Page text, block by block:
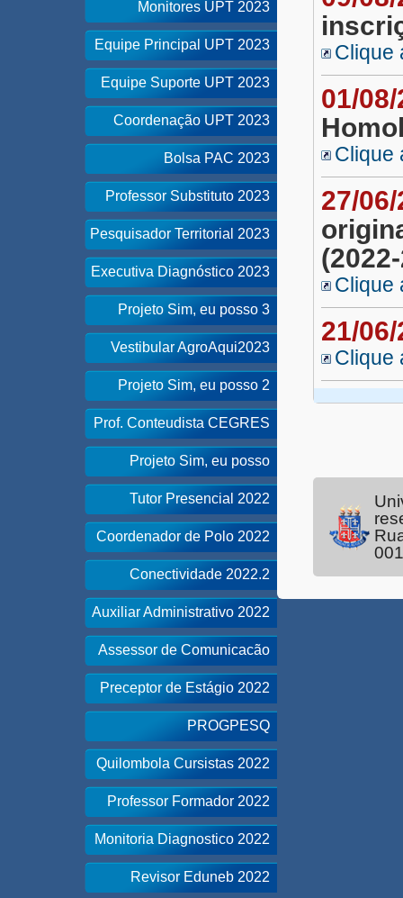
Monitores UPT 2023
Equipe Principal UPT 2023
Equipe Suporte UPT 2023
Coordenação UPT 2023
Bolsa PAC 2023
Professor Substituto 2023
Pesquisador Territorial 2023
Executiva Diagnóstico 2023
Projeto Sim, eu posso 3
Vestibular AgroAqui2023
Projeto Sim, eu posso 2
Prof. Conteudista CEGRES
Projeto Sim, eu posso
Tutor Presencial 2022
Coordenador de Polo 2022
Conectividade 2022.2
Auxiliar Administrativo 2022
Assessor de Comunicacão
Preceptor de Estágio 2022
PROGPESQ
Quilombola Cursistas 2022
Professor Formador 2022
Monitoria Diagnostico 2022
Revisor Eduneb 2022
Clique
01/
Clique
27/
Clique
21/
Clique
001